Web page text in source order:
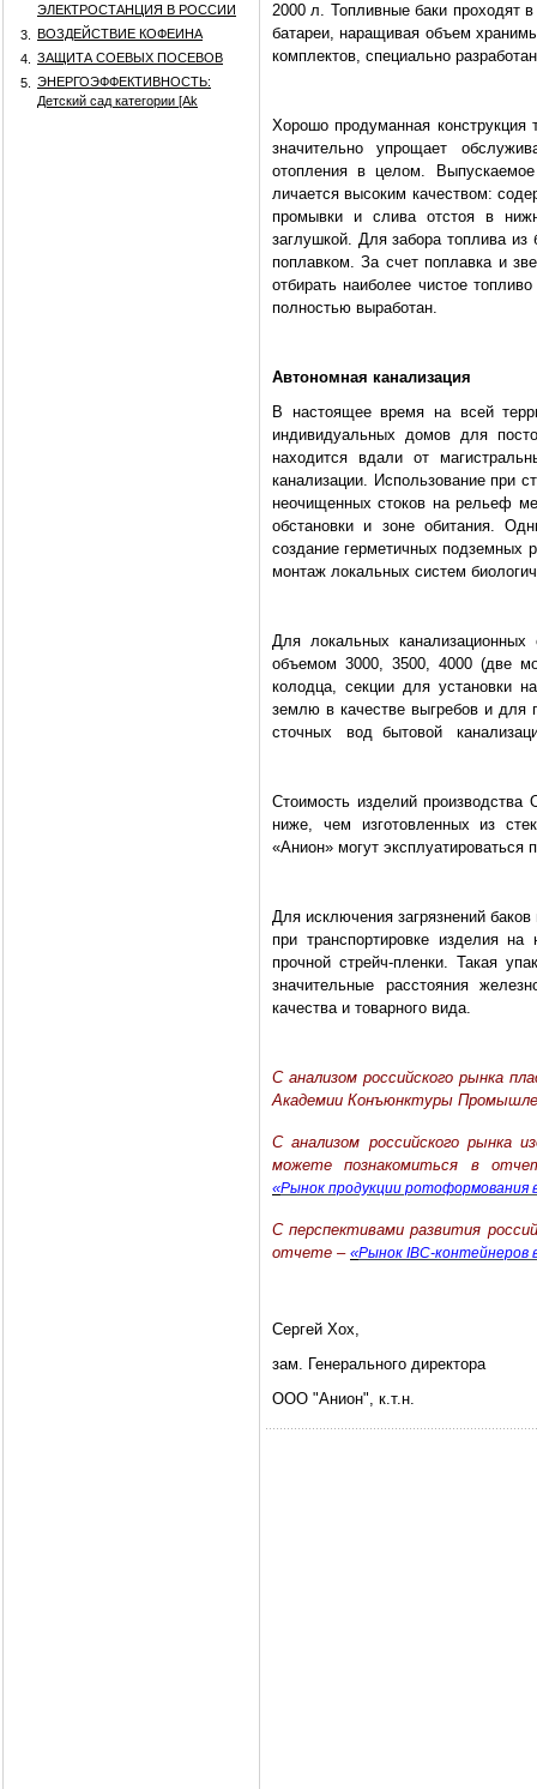
ЭЛЕКТРОСТАНЦИЯ В РОССИИ
3.
ВОЗДЕЙСТВИЕ КОФЕИНА
4.
ЗАЩИТА СОЕВЫХ ПОСЕВОВ
5.
ЭНЕРГОЭФФЕКТИВНОСТЬ:
Детский сад категории [Аk
2000 л. Топ­ливные баки проходят
батареи, наращивая объем
комплектов, специально
Хорошо продуманная
значительно упрощает
отопления в це­лом.
личается высоким качеством:
про­мывки и слива отстоя в
заглушкой. Для забора топлива
поплавком. За счет поплавка и
отби­рать наиболее чистое
полностью выработан.
Автономная канализация
В настоящее время на всей
индивиду­альных домов для
находится вдали от
канализации. Использование при
неочи­щенных стоков на рельеф
обстановки и зоне обитания.
создание герметичных подземных
монтаж локальных систем
Для локальных
объе­мом 3000, 3500, 4000 (две
колодца, секции для установки
землю в качестве выгребов и для
сточных
вод бытовой
Стоимость изделий
ниже, чем изго­товленных из
«Анион» могут эксплуатироваться
Для исключения загрязнений
при транс­портировке изделия
прочной стрейч-пленки. Такая
значитель­ные расстояния
качества и товарного вида.
С анализом российского рынка
Академии Конъюнктуры
С анализом российского рынка
можете познакомиться в
«Рынок продукции ротоформования
С перспективами развития
отчете – «Рынок IBC-контейнеров
Сергей Хох,
зам. Генерального директора
ООО "Анион", к.т.н.